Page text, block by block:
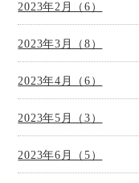
2023年2月（6）
2023年3月（8）
2023年4月（6）
2023年5月（3）
2023年6月（5）